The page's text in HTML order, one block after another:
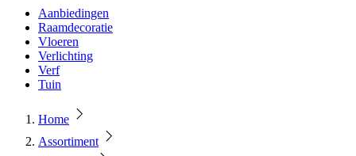
Aanbiedingen
Raamdecoratie
Vloeren
Verlichting
Verf
Tuin
Home
Assortiment